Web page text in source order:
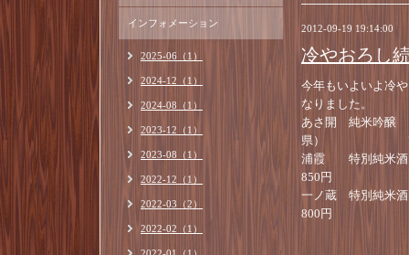
2012-09-19 19:14:00
冷やおろし
今年もいよいよ冷
なりました。
あさ開 純米吟醸
県）
浦霞 特別純
850円
一ノ蔵 特別
800円
インフォメーション
2025-06（1）
2024-12（1）
2024-08（1）
2023-12（1）
2023-08（1）
2022-12（1）
2022-03（2）
2022-02（1）